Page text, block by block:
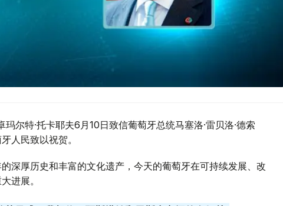
尔特·托卡耶夫6月10日致信葡萄牙总统马塞洛·雷贝洛·德索
人民致以祝贺。
深厚历史和丰富的文化遗产，今天的葡萄牙在可持续发展、改
进展。